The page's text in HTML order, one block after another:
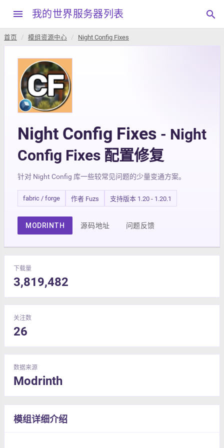
menu 我的世界服务器列表 search
首页 模组资源中心 Night Config Fixes
Night Config Fixes - Night
Config Fixes 配置修复
针对 Night Config 库一些较常见问题的少量变通方案。
fabric / forge 作者 Fuzs 支持版本 1.20 - 1.20.1
MODRINTH 源码地址 问题反馈
下载量
3,819,482
关注数
26
数据来源
Modrinth
模组详细介绍